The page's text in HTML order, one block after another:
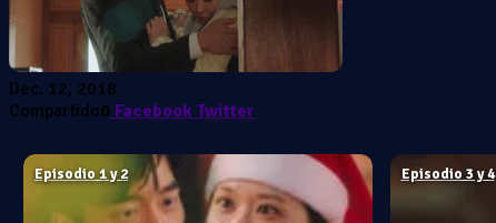
Dec. 12, 2018
Compartido0 Facebook Twitter
Episodio 1 y 2 Episodio 3 y 4